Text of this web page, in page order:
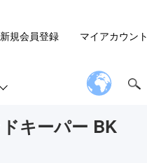
新規会員登録 マイアカウント
キーパー BK